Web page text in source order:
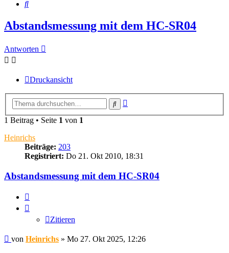
Suche
Abstandsmessung mit dem HC-SR04
Antworten
Druckansicht
Suche
1 Beitrag • Seite 1 von 1
Heinrichs
Beiträge: 203
Registriert: Do 21. Okt 2010, 18:31
Abstandsmessung mit dem HC-SR04
Zitieren
Beitrag
von Heinrichs » Mo 27. Okt 2025, 12:26